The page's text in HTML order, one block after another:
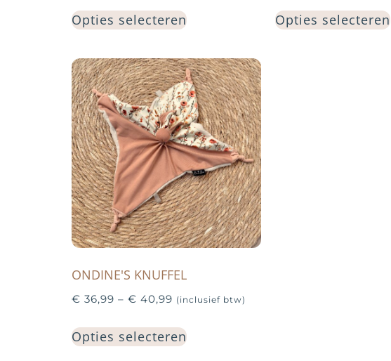
Opties selecteren Opties selecteren
ONDINE'S KNUFFEL
€ 36,99 – € 40,99 (inclusief btw)
Opties selecteren